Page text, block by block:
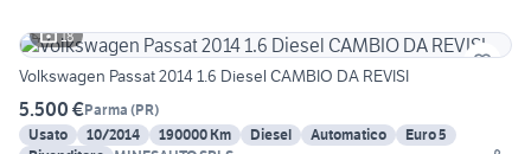
18
Volkswagen Passat 2014 1.6 Diesel CAMBIO DA REVISI
5.500 €Parma (PR)
Usato
10/2014 190000 Km Diesel Automatico
Euro 5